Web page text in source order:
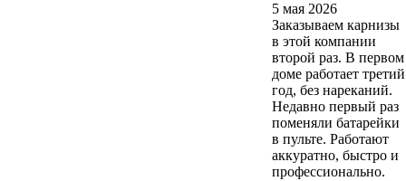
5 мая 2026
Заказываем карнизы
в этой компании
второй раз. В первом
доме работает третий
год, без нареканий.
Недавно первый раз
поменяли батарейки
в пульте. Работают
аккуратно, быстро и
профессионально.